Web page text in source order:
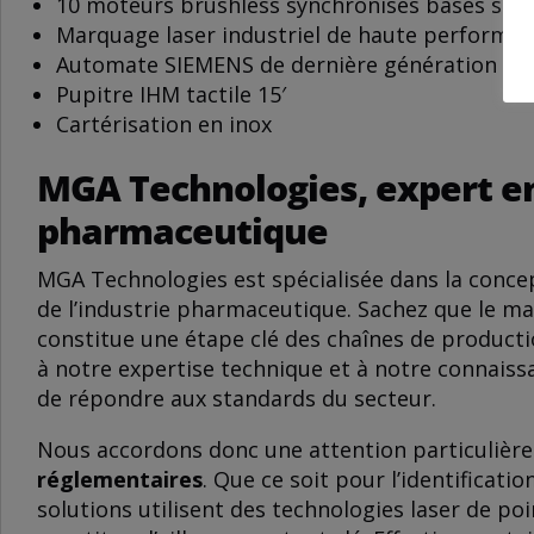
Marquage laser industriel de haute
Automate SIEMENS de dernière génération
Pupitre IHM tactile 15′
Cartérisation en inox
MGA Technologies, expert
pharmaceutique
MGA Technologies est spécialisée dans la
de l’industrie pharmaceutique. Sachez que le
constitue une étape clé des chaînes de
à notre expertise technique et à notre
de répondre aux standards du secteur.
Nous accordons donc une attention
réglementaires. Que ce soit pour
solutions utilisent des technologies laser de